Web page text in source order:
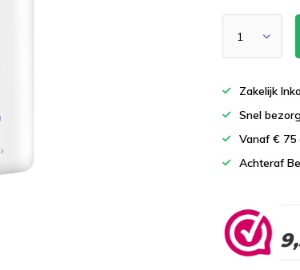
Zakelijk
Snel
Vanaf €
Achteraf